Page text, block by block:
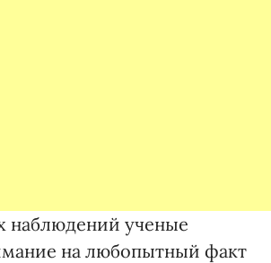
наблюдений ученые
на любопытный факт